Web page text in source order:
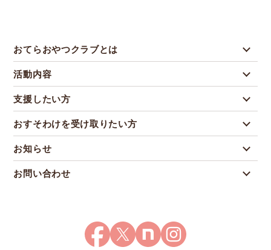
おてらおやつクラブとは
活動内容
支援したい方
おすそわけを受け取りたい方
お知らせ
お問い合わせ